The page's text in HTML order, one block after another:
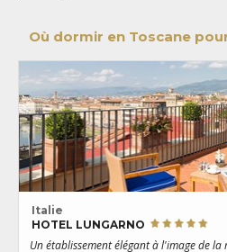
Où dormir en Toscane
Italie
HOTEL LUNGARNO
Un établissement élégant à l'image de